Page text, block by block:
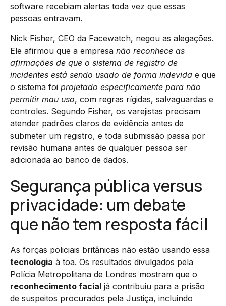
software recebiam alertas toda vez que essas
pessoas entravam.
Nick Fisher, CEO da Facewatch, negou as alegações.
Ele afirmou que a empresa não reconhece as
afirmações de que o sistema de registro de
incidentes está sendo usado de forma indevida e que
o sistema foi projetado especificamente para não
permitir mau uso, com regras rígidas, salvaguardas e
controles. Segundo Fisher, os varejistas precisam
atender padrões claros de evidência antes de
submeter um registro, e toda submissão passa por
revisão humana antes de qualquer pessoa ser
adicionada ao banco de dados.
Segurança pública versus
privacidade: um debate
que não tem resposta fácil
As forças policiais britânicas não estão usando essa
tecnologia à toa. Os resultados divulgados pela
Polícia Metropolitana de Londres mostram que o
reconhecimento facial já contribuiu para a prisão
de suspeitos procurados pela Justiça, incluindo